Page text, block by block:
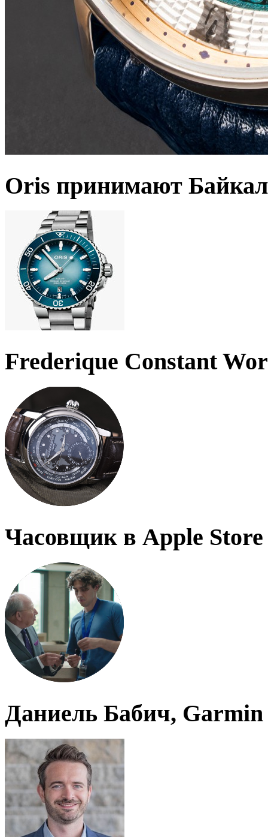
Oris принимают
Frederique Constant
Часовщик в Apple Store
Даниель Бабич, Garmin